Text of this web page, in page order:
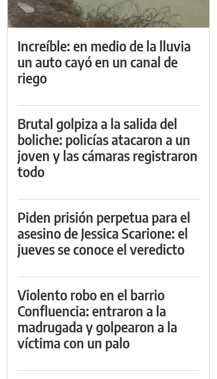
Increíble: en medio de la lluvia
un auto cayó en un canal de
riego
Brutal golpiza a la salida del
boliche: policías atacaron a un
joven y las cámaras registraron
todo
Piden prisión perpetua para el
asesino de Jessica Scarione: el
jueves se conoce el veredicto
Violento robo en el barrio
Confluencia: entraron a la
madrugada y golpearon a la
víctima con un palo